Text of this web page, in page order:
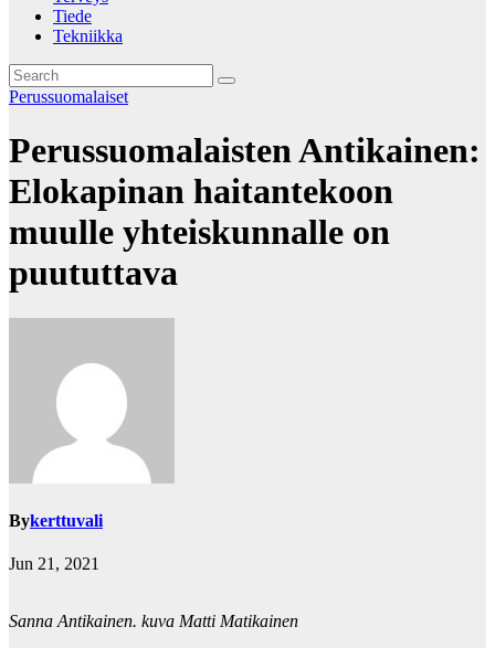
Tiede
Tekniikka
Perussuomalaiset
Perussuomalaisten Antikainen:
Elokapinan haitantekoon
muulle yhteiskunnalle on
puututtava
Bykerttuvali
Jun 21, 2021
Sanna Antikainen. kuva Matti Matikainen